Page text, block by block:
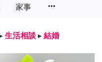
家事 more_horiz
生活相談 ▸ 結婚